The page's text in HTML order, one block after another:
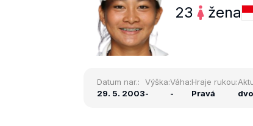
23 žena
Datum nar.:
29. 5. 2003
Výška:
-
Váha:
-
Hraje rukou:
Pravá